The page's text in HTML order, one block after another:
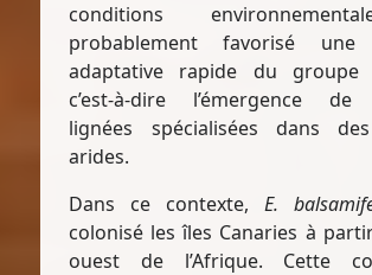
conditions
probablement favorisé une
adaptative rapide du groupe
c’est-à-dire l’émergence de
lignées spécialisées dans
arides.
Dans ce contexte, E.
colonisé les îles Canaries à
ouest de l’Afrique. Cette